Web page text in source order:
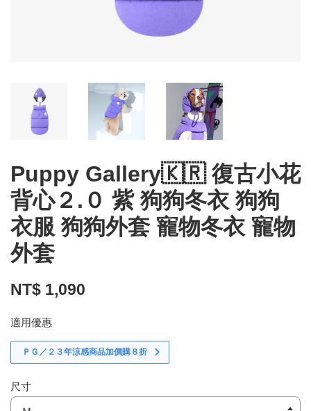
Puppy Gallery🇰🇷 復古小花
背心２.０ 紫 狗狗冬衣 狗狗
衣服 狗狗外套 寵物冬衣 寵物
外套
NT$ 1,090
適用優惠
ＰＧ／２３年涼感商品加價購８折
尺寸